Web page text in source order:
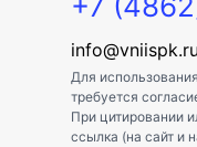
info@vniispk.ru
Для
требуется
При цитировании
ссылка (на сайт и